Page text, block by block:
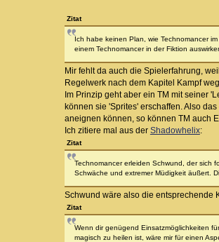
Zitat
Ich habe keinen Plan, wie Technomancer
einem Technomancer in der Fiktion
Mir fehlt da auch die Spielerfahrung,
Regelwerk nach dem Kapitel Kampf
Im Prinzip geht aber ein TM mit seiner
können sie 'Sprites' erschaffen. Also
aneignen können, so können TM auch
Ich zitiere mal aus der Shadowhelix:
Zitat
Technomancer erleiden Schwund, der sich
Schwäche und extremer Müdigkeit äußert.
Schwund wäre also die entsprechende
Zitat
Wenn dir genügend Einsatzmöglichkeiten
magisch zu heilen ist, wäre mir für einen